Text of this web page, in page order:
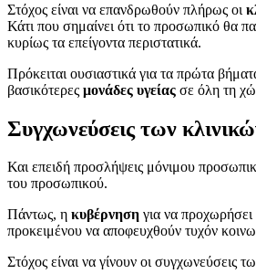
Στόχος είναι να επανδρωθούν πλήρως οι
Κάτι που σημαίνει ότι το προσωπικό θα
κυρίως τα επείγοντα περιστατικά.
Πρόκειται ουσιαστικά για τα πρώτα
βασικότερες μονάδες υγείας σε όλη τη
Συγχωνεύσεις των
Και επειδή προσλήψεις μόνιμου
του προσωπικού.
Πάντως, η κυβέρνηση για να
προκειμένου να αποφευχθούν τυχόν
Στόχος είναι να γίνουν οι συγχωνεύσεις